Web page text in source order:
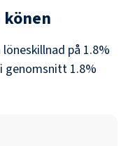
på 1.8%
genomsnitt 1.8%